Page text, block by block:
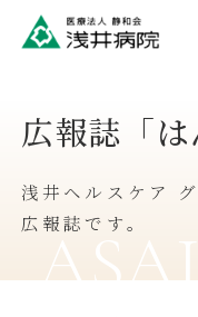
♯01 外来
♯02 入院
広報誌「は
浅井ヘルスケア
広報誌です。